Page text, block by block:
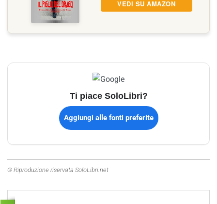
VEDI SU AMAZON
Ti piace SoloLibri?
Aggiungi alle fonti preferite
© Riproduzione riservata SoloLibri.net